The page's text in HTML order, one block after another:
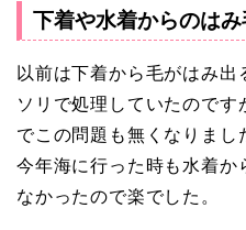
下着や水着からのは
以前は下着から毛がはみ出
ソリで処理していたのです
でこの問題も無くなりまし
今年海に行った時も水着か
なかったので楽でした。